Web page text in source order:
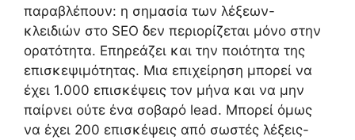
παραβλέπουν: η σημασία των λέξεων-
κλειδιών στο SEO δεν περιορίζεται μόνο στην
ορατότητα. Επηρεάζει και την ποιότητα της
επισκεψιμότητας. Μια επιχείρηση μπορεί να
έχει 1.000 επισκέψεις τον μήνα και να μην
παίρνει ούτε ένα σοβαρό lead. Μπορεί όμως
να έχει 200 επισκέψεις από σωστές λέξεις-